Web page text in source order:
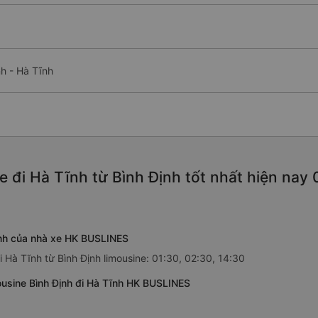
- Hà Tĩnh
đi Hà Tĩnh từ Bình Định tốt nhất hiện nay
của nhà xe HK BUSLINES
Hà Tĩnh từ Bình Định limousine: 01:30, 02:30, 14:30
Bình Định đi Hà Tĩnh HK BUSLINES